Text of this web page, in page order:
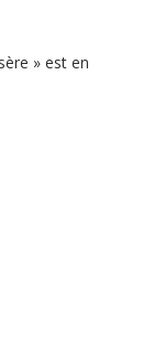
» est en